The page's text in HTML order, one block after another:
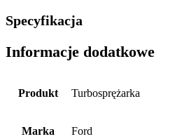
Specyfikacja
Informacje dodatkowe
Produkt Turbosprężarka
Marka Ford